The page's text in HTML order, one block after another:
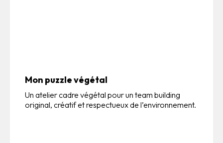
Mon puzzle végétal
Un atelier cadre végétal pour un team building
original, créatif et respectueux de l’environnement.